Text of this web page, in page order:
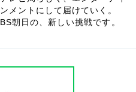
ンメントにして届けていく。
BS朝日の、新しい挑戦です。